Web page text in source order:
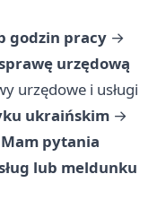
godzin pracy →
urzędową
urzędowe i usługi
ukraińskim →
Mam pytania
lub meldunku